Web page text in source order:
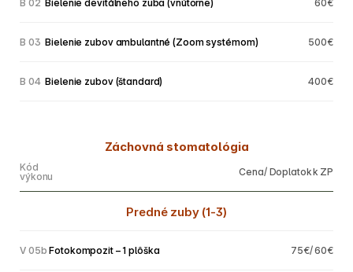
B 02 Bielenie devitálneho zuba (vnútorne) 60€
B 03 Bielenie zubov ambulantné (Zoom systémom) 500€
B 04 Bielenie zubov (štandard) 400€
Záchovná stomatológia
Cena/ Doplatok k ZP
Kód
výkonu
Predné zuby (1-3)
V 05b Fotokompozit – 1 plôška 75€/ 60€